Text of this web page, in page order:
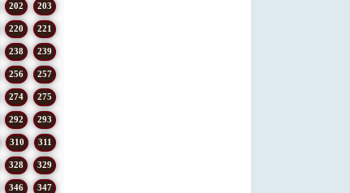
202 203
220 221
238 239
256 257
274 275
292 293
310 311
328 329
346 347